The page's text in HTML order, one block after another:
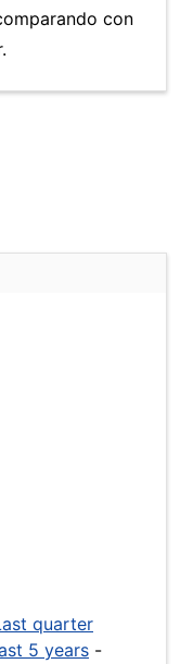
con
quarter
5 years -